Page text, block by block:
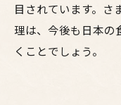
目されています。さ
理は、今後も日本の
くことでしょう。